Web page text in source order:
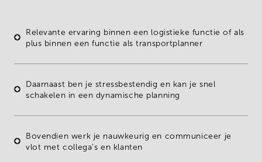
Relevante ervaring binnen een logistieke functie of als
plus binnen een functie als transportplanner
Daarnaast ben je stressbestendig en kan je snel
schakelen in een dynamische planning
Bovendien werk je nauwkeurig en communiceer je
vlot met collega’s en klanten